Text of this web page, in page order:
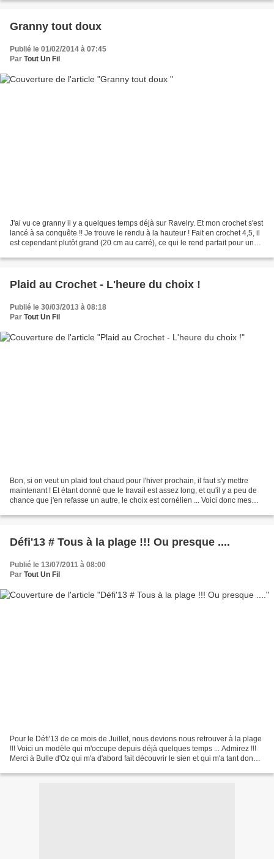
Granny tout doux
Publié le 01/02/2014 à 07:45
Par Tout Un Fil
J'ai vu ce granny il y a quelques temps déjà sur Ravelry. Et mon crochet s'est
lancé à sa conquête !! Je trouve le rendu à la hauteur ! Fait en crochet 4,5, il
est cependant plutôt grand (20 cm au carré), ce qui le rend parfait pour un
Plaid au Crochet - L'heure du choix !
Publié le 30/03/2013 à 08:18
Par Tout Un Fil
Bon, si on veut un plaid tout chaud pour l'hiver prochain, il faut s'y mettre
maintenant ! Et étant donné que le travail est assez long, et qu'il y a peu de
chance que j'en refasse un autre, le choix est cornélien ... Voici donc mes
Défi'13 # Tous à la plage !!! Ou presque ....
Publié le 13/07/2011 à 08:00
Par Tout Un Fil
Pour le Défi'13 de ce mois de Juillet, nous devions nous retrouver à la plage
!!! Voici un modèle qui m'occupe depuis déjà quelques temps ... Admirez !!!
Merci à Bulle d'Oz qui m'a d'abord fait découvrir le sien et qui m'a tant donné